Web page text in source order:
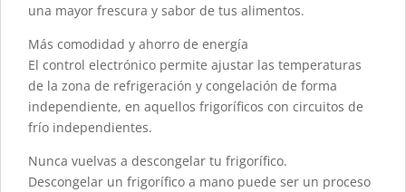
una mayor frescura y sabor de tus alimentos.
Más comodidad y ahorro de energía
El control electrónico permite ajustar las temperaturas
de la zona de refrigeración y congelación de forma
independiente, en aquellos frigoríficos con circuitos de
frío independientes.
Nunca vuelvas a descongelar tu frigorífico.
Descongelar un frigorífico a mano puede ser un proceso